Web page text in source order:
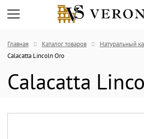
Главная Каталог товаров Натуральный
Calacatta Lincoln Oro
Calacatta